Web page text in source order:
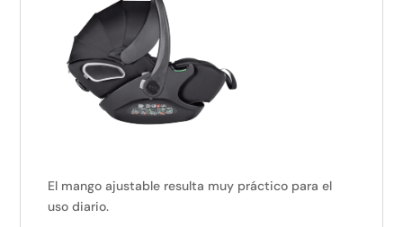
El mango ajustable resulta muy práctico para el
uso diario.